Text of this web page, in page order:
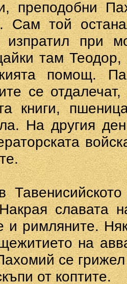
преподобни
Сам той
изпратил при
там
помощ.
се
книги,
На другия
славата
и римляните.
на
се
от коптите.